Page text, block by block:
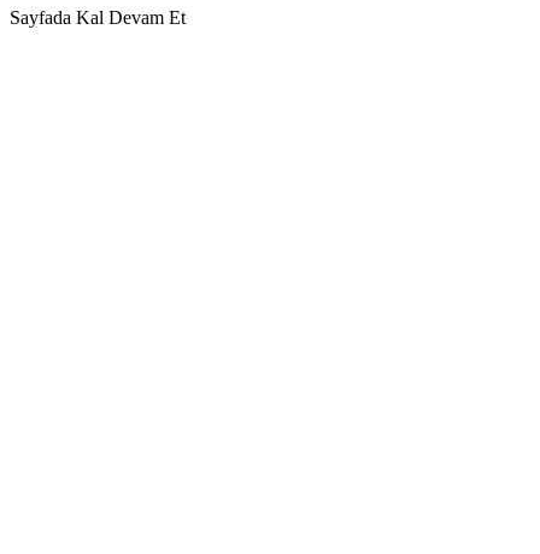
Sayfada Kal Devam Et